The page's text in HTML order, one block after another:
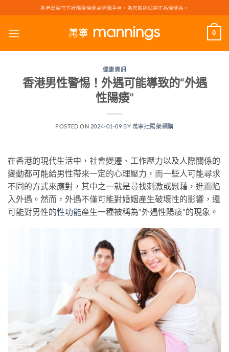
to
content
香港萬寧官方壯陽藥保健品網購平台，為您嚴挑細選正品保健品。
0
健康資訊
香港男性警惕！外遇可能導致的“外遇
性陽痿”
POSTED ON 2024-01-09 BY 萬寧壯陽藥網購
在香港的現代生活中，社會變遷、工作壓力以及人際關係的
變動都可能給男性帶來一定的心理壓力，而一些人可能尋求
不同的方式來應對，其中之一就是尋找刺激或慰藉，進而陷
入外遇。然而，外遇不僅可能對婚姻產生破壞性的影響，還
可能對男性的性功能產生一種被稱為“外遇性陽痿”的現象。